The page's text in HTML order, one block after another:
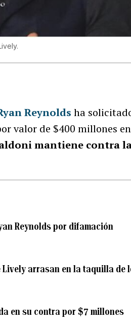
Reynoldsha
valor de $400 millones
mantiene contra
Reynolds por difamación
Lively arrasan en la taquilla de
en su contra por $7 millones